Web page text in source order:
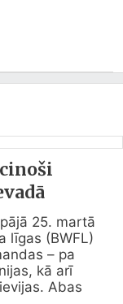
25. martā
līgas (BWFL)
– pa
kā arī
Abas